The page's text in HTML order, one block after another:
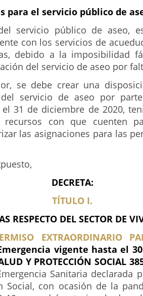
para el servicio público de
servicio público de aseo,
con los servicios de
debido a la imposibilidad
del servicio de aseo por
se debe crear una
servicio de aseo por
31 de diciembre de 2020,
recursos con que cuenten
las asignaciones para las
DECRETA:
TÍTULO I.
RESPECTO DEL SECTOR DE
EXTRAORDINARIO
vigente hasta el
Y PROTECCIÓN SOCIAL
Sanitaria declarada
Social, con ocasión de la